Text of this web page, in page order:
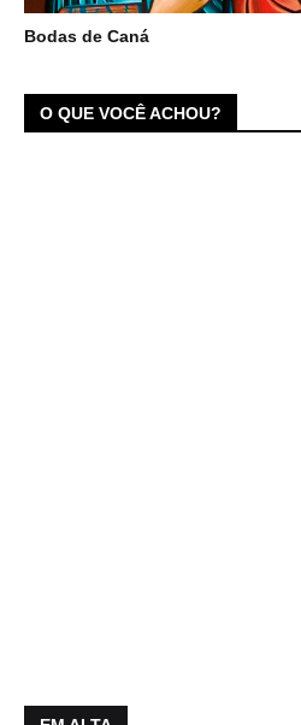
Bodas de Caná
O QUE VOCÊ ACHOU?